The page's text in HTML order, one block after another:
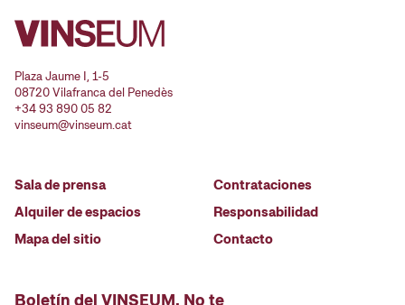
Plaza Jaume I, 1-5
08720 Vilafranca del Penedès
+34 93 890 05 82
vinseum@vinseum.cat
Sala de prensa
Alquiler de espacios
Mapa del sitio
Contrataciones
Responsabilidad
Contacto
Boletín del VINSEUM. No te